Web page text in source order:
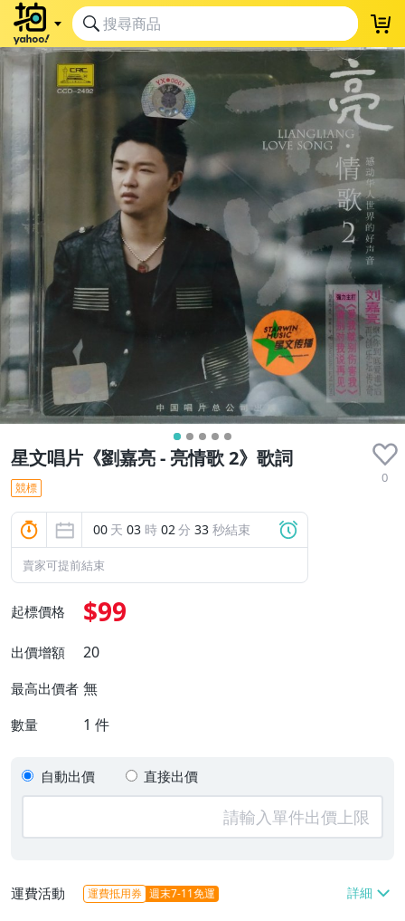
星文唱片《劉嘉亮 - 亮情歌 2》歌詞
0
競標
00 天 03 時 02分 32 秒結束
賣家可提前結束
起標價格 $99
出價增額 20
最高出價者 無
數量 1 件
自動出價 直接出價
運費活動 運費抵用券 週末7-11免運